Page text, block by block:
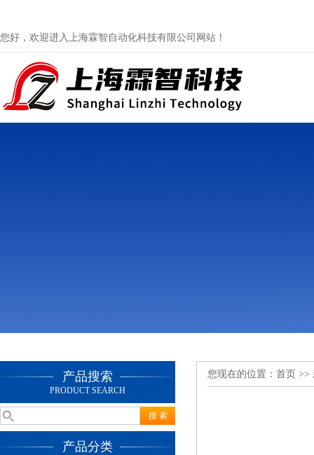
您好，欢迎进入上海霖智自动化科技有限公司网站！
产品搜索
PRODUCT SEARCH
产品分类
您现在的位置： 首页 >>